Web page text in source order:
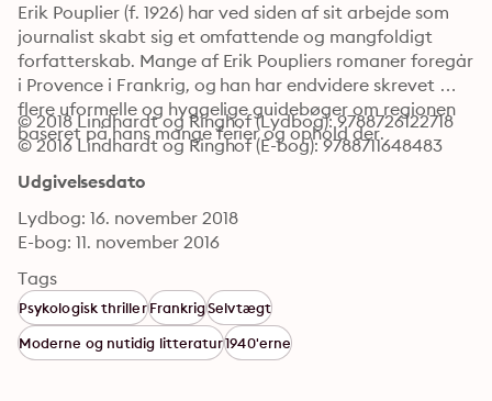
Erik Pouplier (f. 1926) har ved siden af sit arbejde som
journalist skabt sig et omfattende og mangfoldigt
forfatterskab. Mange af Erik Poupliers romaner foregår
i Provence i Frankrig, og han har endvidere skrevet
flere uformelle og hyggelige guidebøger om regionen
baseret på hans mange ferier og ophold der.
© 2018 Lindhardt og Ringhof (Lydbog): 9788726122718
© 2016 Lindhardt og Ringhof (E-bog): 9788711648483
Udgivelsesdato
Lydbog: 16. november 2018
E-bog: 11. november 2016
Tags
Psykologisk thrillerFrankrigSelvtægt
Moderne og nutidig litteratur1940'erne